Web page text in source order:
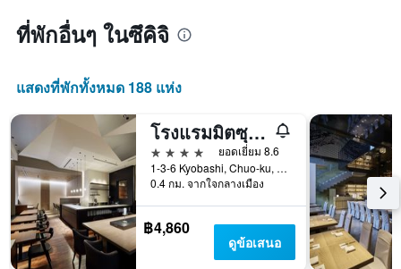
ที่พักอื่นๆ ในซึคิจิ
แสดงที่พักทั้งหมด 188 แห่ง
โรงแรมมิตซุยการ์เด้น เคียวบาชิ สถานีโตเกียว
4 ดาว
ยอดเยี่ยม 8.6
1-3-6 Kyobashi, Chuo-ku, โตเกียว, ญี่ปุ่น
0.4 กม. จากใจกลางเมือง
฿4,860
ดูข้อเสนอ